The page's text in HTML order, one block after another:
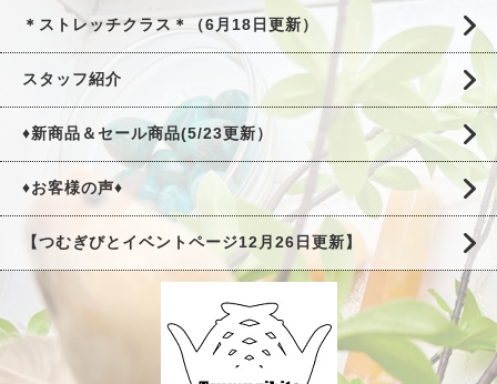
＊ストレッチクラス＊（6月18日更新）
スタッフ紹介
♦新商品＆セール商品(5/23更新）
♦お客様の声♦
【つむぎびとイベントページ12月26日更新】